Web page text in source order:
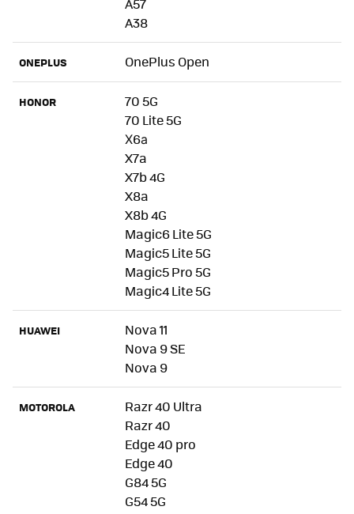
A38
ONEPLUS OnePlus Open
HONOR
70 5G
70 Lite 5G
Х6а
X7a
X7b 4G
X8a
X8b 4G
Magic6 Lite 5G
Magic5 Lite 5G
Magic5 Pro 5G
Magic4 Lite 5G
HUAWEI
Nova 11
Nova 9 SE
Nova 9
MOTOROLA
Razr 40 Ultra
Razr 40
Edge 40 pro
Edge 40
G84 5G
G54 5G